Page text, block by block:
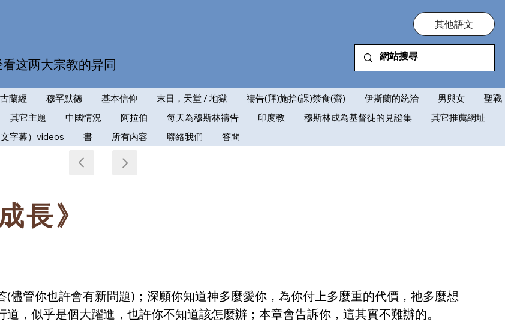
这两大宗教的异同
其他語文
古蘭經 穆罕默德 基本信仰 末日，天堂 / 地獄 禱告(拜)施捨(課)禁食(齋) 伊斯蘭的統治 男與女
聖戰
其它主題 中國情況 阿拉伯 每天為穆斯林禱告 印度教 穆斯林成為基督徒的見證集
其它推薦網址
字幕）videos
書 所有內容 聯絡我們 答問
長》
儘管你也許會有新問題)；深願你知道神多麼愛你，為你付上多麼重的代價，祂多麼想
，似乎是個大躍進，也許你不知道該怎麼辦；本章會告訴你，這其實不難辦的。